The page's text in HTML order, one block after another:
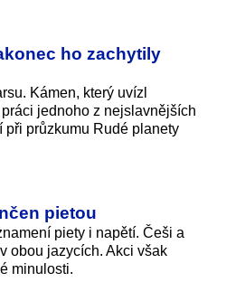
ho zachytily
Kámen, který uvízl
jednoho z nejslavnějších
při průzkumu Rudé planety
pietou
piety i napětí. Češi a
obou jazycích. Akci však
minulosti.